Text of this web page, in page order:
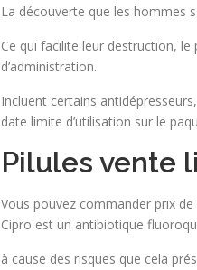
La découverte que les hommes
Ce qui facilite leur destruction,
d’administration.
Incluent certains
date limite d’utilisation sur le
Pilules vente
Vous pouvez commander prix
Cipro est un antibiotique
à cause des risques que cela